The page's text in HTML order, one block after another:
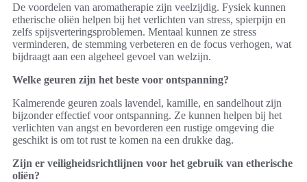
De voordelen van aromatherapie zijn veelzijdig. Fysiek kunnen
etherische oliën helpen bij het verlichten van stress, spierpijn en
zelfs spijsverteringsproblemen. Mentaal kunnen ze stress
verminderen, de stemming verbeteren en de focus verhogen, wat
bijdraagt aan een algeheel gevoel van welzijn.
Welke geuren zijn het beste voor ontspanning?
Kalmerende geuren zoals lavendel, kamille, en sandelhout zijn
bijzonder effectief voor ontspanning. Ze kunnen helpen bij het
verlichten van angst en bevorderen een rustige omgeving die
geschikt is om tot rust te komen na een drukke dag.
Zijn er veiligheidsrichtlijnen voor het gebruik van etherische
oliën?